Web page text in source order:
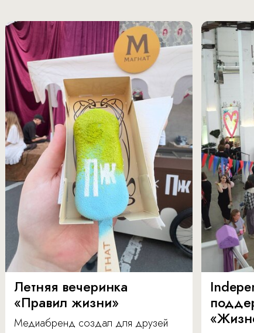
Летняя вечеринка
«Правил жизни»
Медиабренд создал для друзей